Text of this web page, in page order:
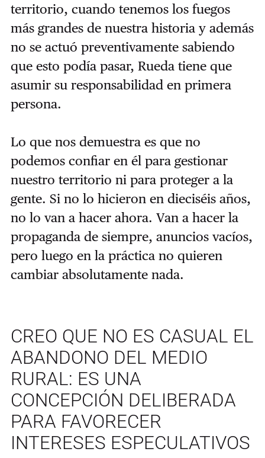
territorio, cuando tenemos los fuegos
más grandes de nuestra historia y además
no se actuó preventivamente sabiendo
que esto podía pasar, Rueda tiene que
asumir su responsabilidad en primera
persona.
Lo que nos demuestra es que no
podemos confiar en él para gestionar
nuestro territorio ni para proteger a la
gente. Si no lo hicieron en dieciséis años,
no lo van a hacer ahora. Van a hacer la
propaganda de siempre, anuncios vacíos,
pero luego en la práctica no quieren
cambiar absolutamente nada.
CREO QUE NO ES CASUAL EL
ABANDONO DEL MEDIO
RURAL: ES UNA
CONCEPCIÓN DELIBERADA
PARA FAVORECER
INTERESES ESPECULATIVOS